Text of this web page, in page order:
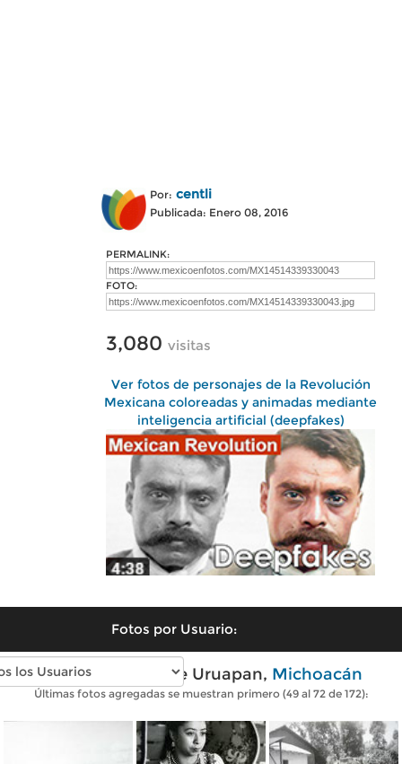
Por: centli
Publicada: Enero 08, 2016
PERMALINK:
FOTO:
3,080 visitas
Ver fotos de personajes de la Revolución
Mexicana coloreadas y animadas mediante
inteligencia artificial (deepfakes)
Fotos por Usuario:
Fotos antiguas de Uruapan, Michoacán
Últimas fotos agregadas se muestran primero (49 al 72 de 172):